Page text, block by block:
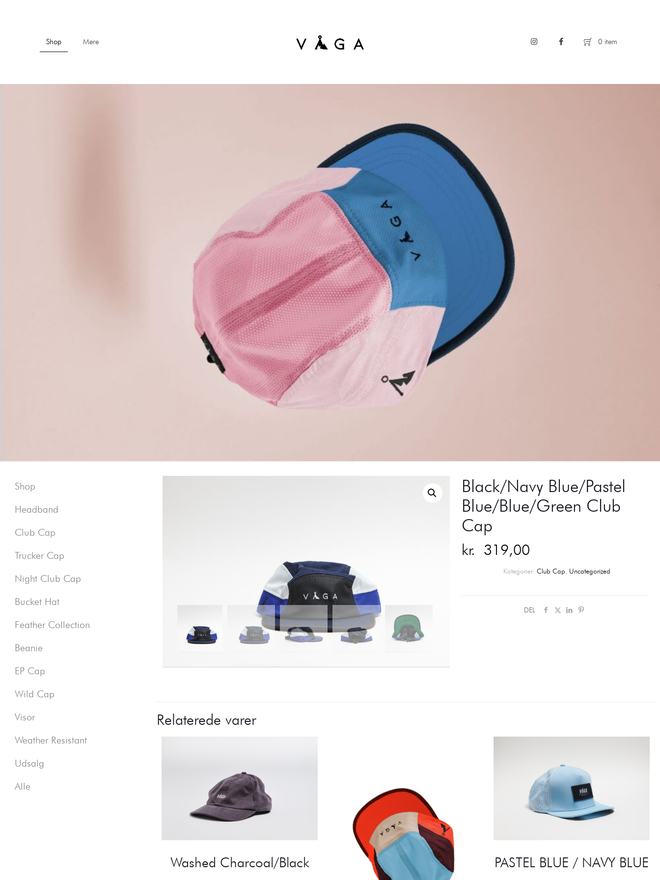
Shop Mere 0 item
Black/Navy Blue/Pastel
Blue/Blue/Green Club
Cap
kr. 319,00
Kategorier: Club Cap Uncategorized
DEL
Relaterede varer
Washed Charcoal/Black PASTEL BLUE / NAVY BLUE
Shop
Headband
Club Cap
Trucker Cap
Night Club Cap
Bucket Hat
Feather Collection
Beanie
EP Cap
Wild Cap
Visor
Weather Resistant
Udsalg
Alle